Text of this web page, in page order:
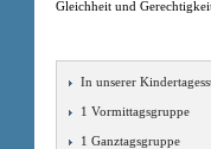
Gleichheit und
In unserer
1 Vormittagsgruppe
1 Ganztagsgruppe